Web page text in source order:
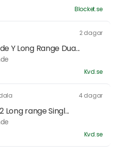
Blocket.se
2 dagar
Y Long Range Dua...
Kvd.se
4 dagar
Long range Singl...
Kvd.se